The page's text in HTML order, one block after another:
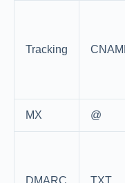
Tracking
MX @